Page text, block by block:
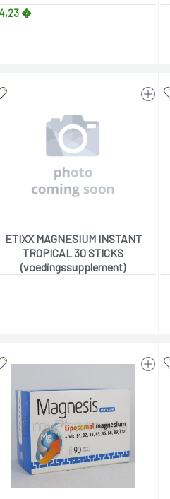
�
ETIXX MAGNESIUM INSTANT
TROPICAL 30 STICKS
(voedingssupplement)